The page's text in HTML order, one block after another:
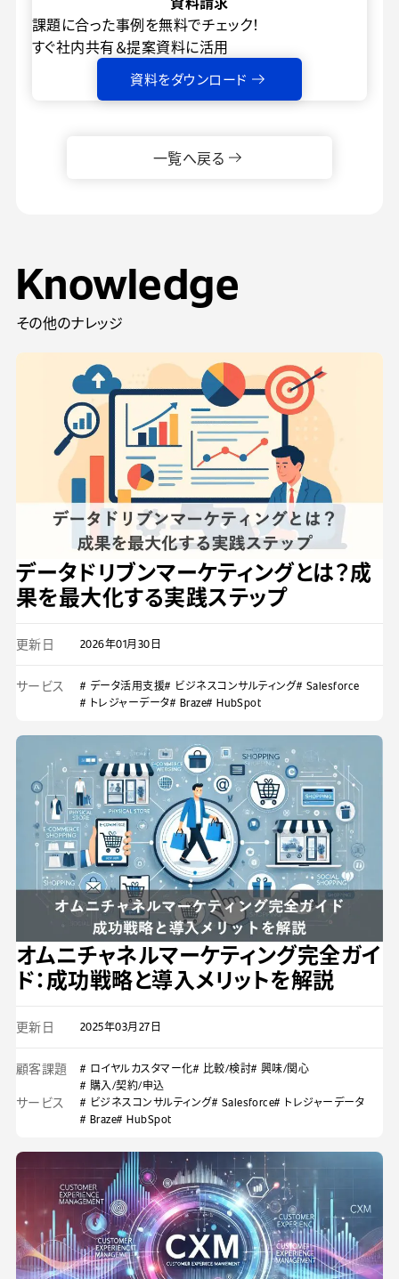
課題に合った事例を無料でチェック！
すぐ社内共有＆提案資料に活用
資料をダウンロード
一覧へ戻る
Knowledge
その他のナレッジ
データドリブンマーケティングとは？成
果を最大化する実践ステップ
更新日 2026年01月30日
サービス # データ活用支援# ビジネスコンサルティング# Salesforce
# トレジャーデータ# Braze# HubSpot
オムニチャネルマーケティング完全ガイ
ド：成功戦略と導入メリットを解説
更新日 2025年03月27日
顧客課題 # ロイヤルカスタマー化# 比較/検討# 興味/関心
# 購入/契約/申込
サービス # ビジネスコンサルティング# Salesforce# トレジャーデータ
# Braze# HubSpot